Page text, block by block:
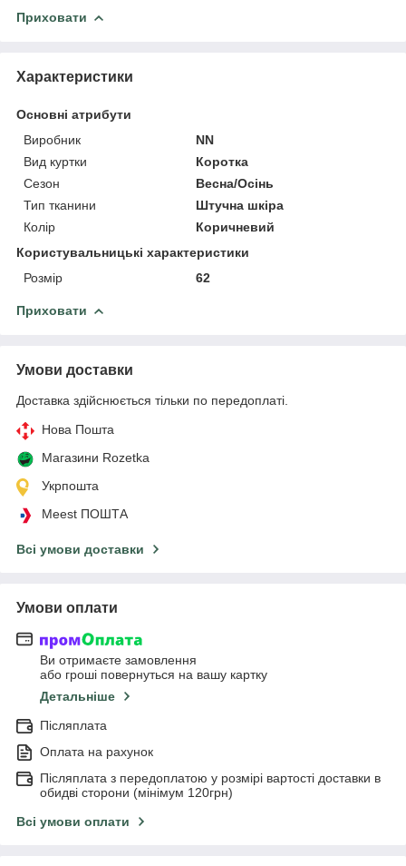
Приховати
Характеристики
Основні атрибути
Виробник
NN
Вид куртки
Коротка
Сезон
Весна/Осінь
Тип тканини
Штучна шкіра
Колір
Коричневий
Користувальницькі характеристики
Розмір
62
Приховати
Умови доставки
Доставка здійснюється тільки по передоплаті.
Нова Пошта
Магазини Rozetka
Укрпошта
Meest ПОШТА
Всі умови доставки
Умови оплати
Ви отримаєте замовлення
або гроші повернуться на вашу картку
Детальніше
Післяплата
Оплата на рахунок
Післяплата з передоплатою у розмірі вартості доставки в
обидві сторони (мінімум 120грн)
Всі умови оплати